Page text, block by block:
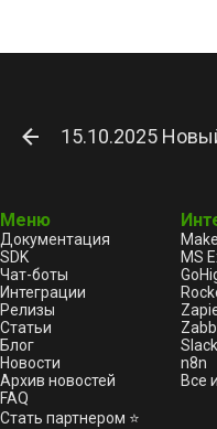
15.10.2025
Меню
Документация
SDK
Чат-боты
Интеграции
Релизы
Статьи
Блог
Новости
Архив новостей
FAQ
Стать партнером ⭐
Make
MS
Slack
n8n
Все